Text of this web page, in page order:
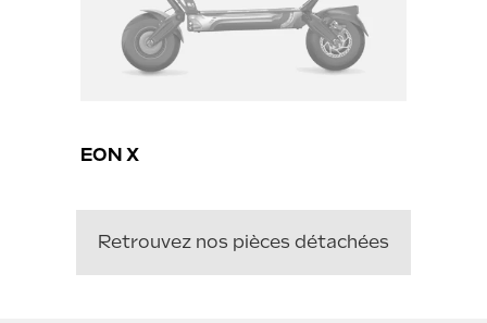
EON X
Retrouvez nos pièces détachées